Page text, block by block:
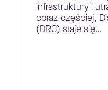
infrastruktury i
coraz częściej,
(DRC) staje się…